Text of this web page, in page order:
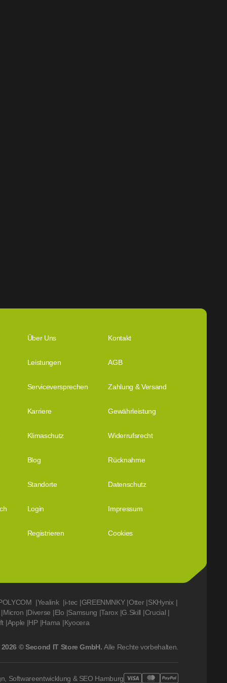
Über Uns Kontakt
Leistungen AGB
Serviceversprechen Zahlung & Versand
Karriere Gewährleistung
Klimaschutz Widerrufsrecht
Blog Rücknahme
Standorte Datenschutz
Login Impressum
Registrieren Cookies
|Yealink |i-tec |GREENMNKY |Otter |SKHynix |
|Micron |Diverse |Elo |Samsung |Tarox |G.Skill |Crucial |
|Apple |HP |Hama |Kyocera
2026 © Second IT Store GmbH.Alle Rechte vorbehalten.
Softwareentwicklung & SEO Hamburg